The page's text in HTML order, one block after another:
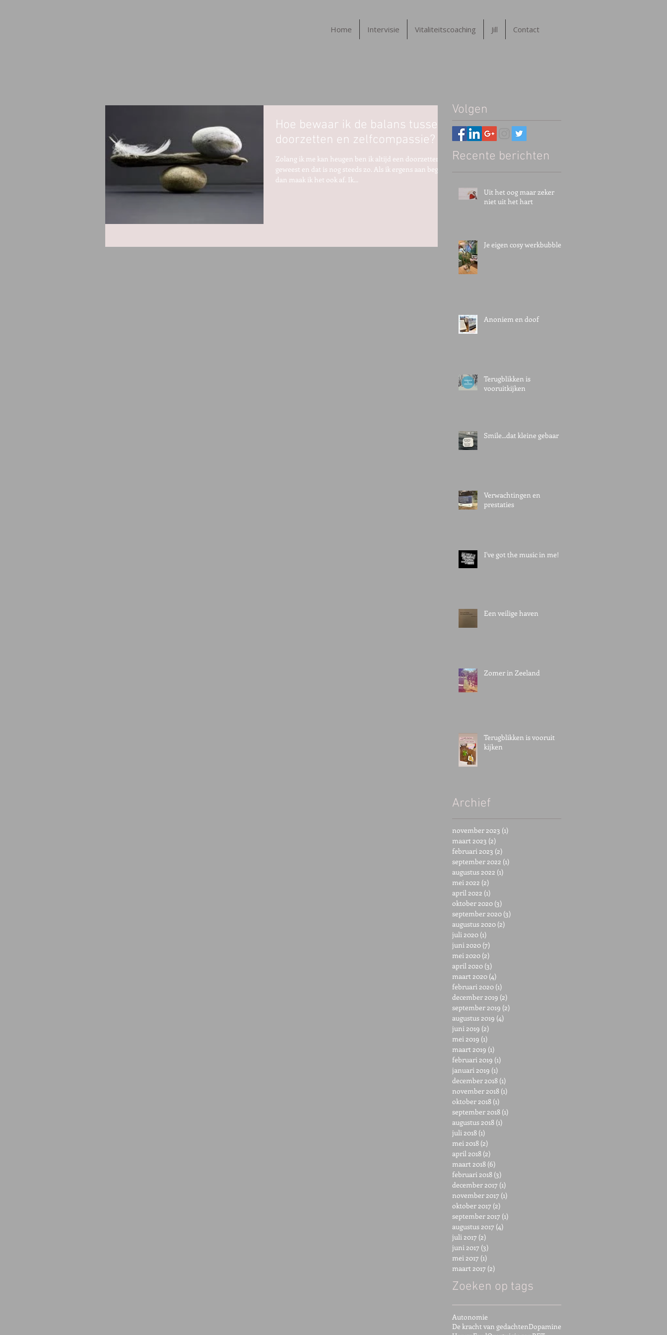
Home Intervisie Vitaliteitscoaching Jill Contact
Hoe bewaar ik de balans tussen
doorzetten en zelfcompassie?
Zolang ik me kan heugen ben ik altijd een doorzetter
geweest en dat is nog steeds zo. Als ik ergens aan begin,
dan maak ik het ook af. Ik...
Volgen
Recente berichten
Uit het oog maar zeker
niet uit het hart
Je eigen cosy werkbubble
Anoniem en doof
Terugblikken is
vooruitkijken
Smile...dat kleine gebaar
Verwachtingen en
prestaties
I've got the music in me!
Een veilige haven
Zomer in Zeeland
Terugblikken is vooruit
kijken
Archief
november 2023 (1)
maart 2023 (2)
februari 2023 (2)
september 2022 (1)
augustus 2022 (1)
mei 2022 (2)
april 2022 (1)
oktober 2020 (3)
september 2020 (3)
augustus 2020 (2)
juli 2020 (1)
juni 2020 (7)
mei 2020 (2)
april 2020 (3)
maart 2020 (4)
februari 2020 (1)
december 2019 (2)
september 2019 (2)
augustus 2019 (4)
juni 2019 (2)
mei 2019 (1)
maart 2019 (1)
februari 2019 (1)
januari 2019 (1)
december 2018 (1)
november 2018 (1)
oktober 2018 (1)
september 2018 (1)
augustus 2018 (1)
juli 2018 (1)
mei 2018 (2)
april 2018 (2)
maart 2018 (6)
februari 2018 (3)
december 2017 (1)
november 2017 (1)
oktober 2017 (2)
september 2017 (1)
augustus 2017 (4)
juli 2017 (2)
juni 2017 (3)
mei 2017 (1)
maart 2017 (2)
Zoeken op tags
Autonomie
De kracht van gedachtenDopamine